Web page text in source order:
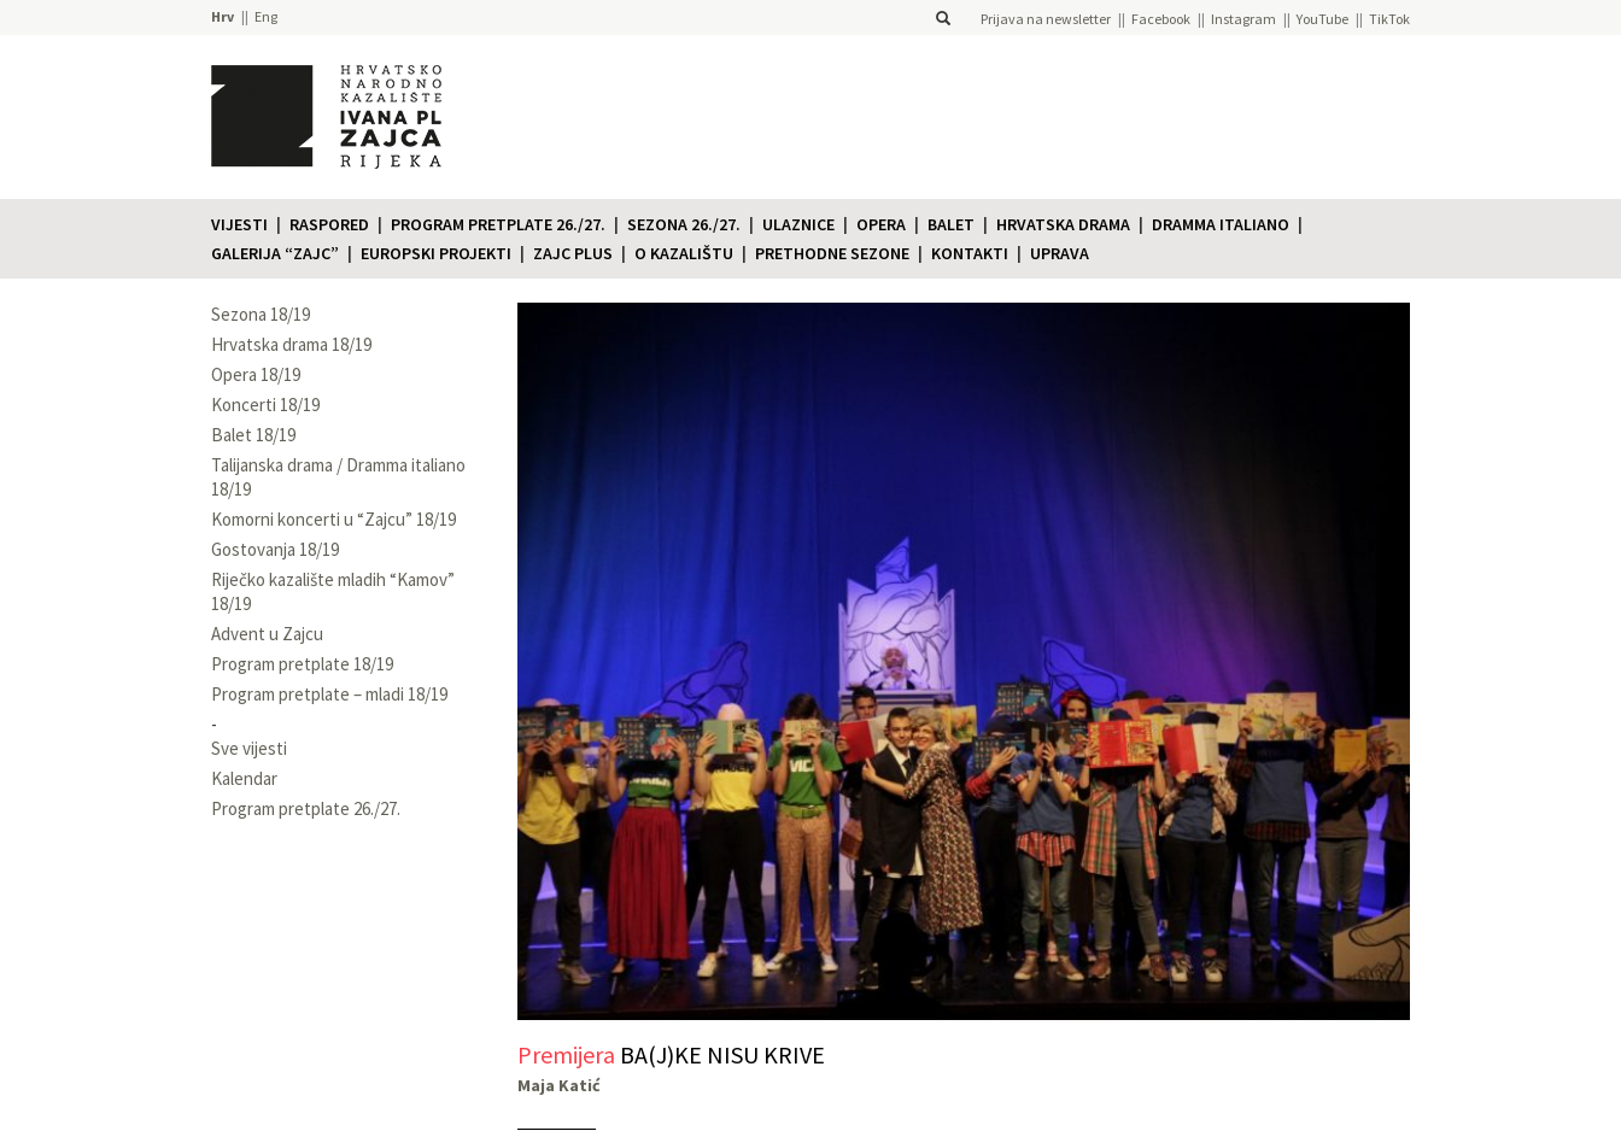
Hrv Eng Prijava na newsletter Facebook Instagram YouTube TikTok
VIJESTI RASPORED PROGRAM PRETPLATE 26./27. SEZONA 26./27. ULAZNICE OPERA BALET HRVATSKA DRAMA
DRAMMA ITALIANO
GALERIJA “ZAJC”
EUROPSKI PROJEKTI ZAJC PLUS O KAZALIŠTU PRETHODNE SEZONE KONTAKTI UPRAVA
Sezona 18/19
Hrvatska drama 18/19
Opera 18/19
Koncerti 18/19
Balet 18/19
Talijanska drama / Dramma italiano
18/19
Komorni koncerti u “Zajcu” 18/19
Gostovanja 18/19
Riječko kazalište mladih “Kamov”
18/19
Advent u Zajcu
Program pretplate 18/19
Program pretplate – mladi 18/19
Sve vijesti
Kalendar
Program pretplate 26./27.
Premijera BA(J)KE NISU KRIVE
Maja Katić